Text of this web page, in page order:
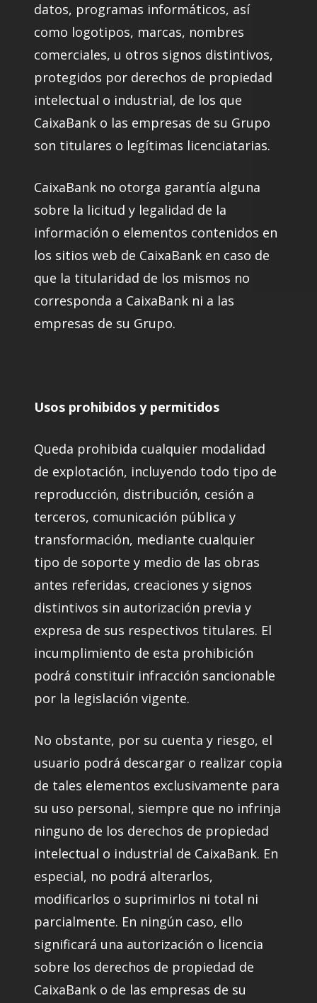
datos, programas informáticos, así
como logotipos, marcas, nombres
comerciales, u otros signos distintivos,
protegidos por derechos de propiedad
intelectual o industrial, de los que
CaixaBank o las empresas de su Grupo
son titulares o legítimas licenciatarias.
CaixaBank no otorga garantía alguna
sobre la licitud y legalidad de la
información o elementos contenidos en
los sitios web de CaixaBank en caso de
que la titularidad de los mismos no
corresponda a CaixaBank ni a las
empresas de su Grupo.
Usos prohibidos y permitidos
Queda prohibida cualquier modalidad
de explotación, incluyendo todo tipo de
reproducción, distribución, cesión a
terceros, comunicación pública y
transformación, mediante cualquier
tipo de soporte y medio de las obras
antes referidas, creaciones y signos
distintivos sin autorización previa y
expresa de sus respectivos titulares. El
incumplimiento de esta prohibición
podrá constituir infracción sancionable
por la legislación vigente.
No obstante, por su cuenta y riesgo, el
usuario podrá descargar o realizar copia
de tales elementos exclusivamente para
su uso personal, siempre que no infrinja
ninguno de los derechos de propiedad
intelectual o industrial de CaixaBank. En
especial, no podrá alterarlos,
modificarlos o suprimirlos ni total ni
parcialmente. En ningún caso, ello
significará una autorización o licencia
sobre los derechos de propiedad de
CaixaBank o de las empresas de su